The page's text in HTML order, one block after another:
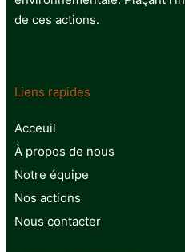
de ces actions.
Liens rapides
Acceuil
À propos de nous
Notre équipe
Nos actions
Nous contacter